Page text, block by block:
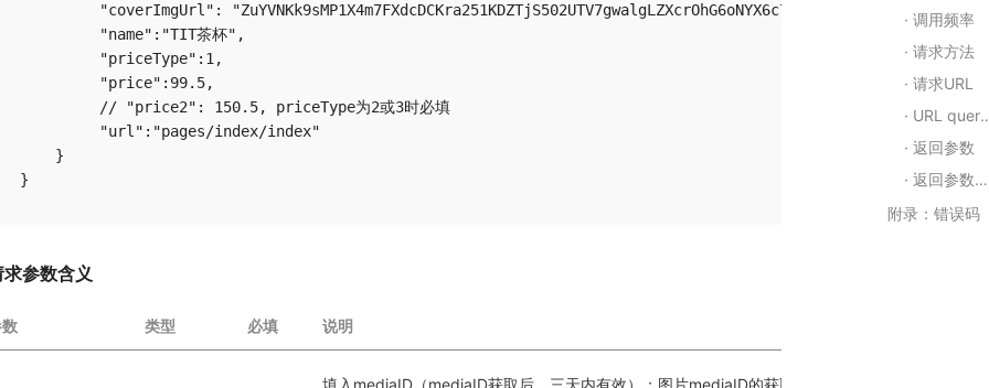
         "coverImgUrl": "ZuYVNKk9sMP1X4m7FXdcDCKra251KDZTjS502UTV7gwalgLZXcrOhG6oNYX6c7AR",
         "name":"TIT茶杯",
         "priceType":1,
         "price":99.5,
         // "price2": 150.5, priceType为2或3时必填
         "url":"pages/index/index"
    }
求参数含义
类型 必填 说明
填入mediaID（mediaID获取后，三天内有效）；图片mediaID的获取，请参考以下文档：
调用频率
请求方法
请求URL
URL query 参数
返回参数
返回参数含义
附录：错误码